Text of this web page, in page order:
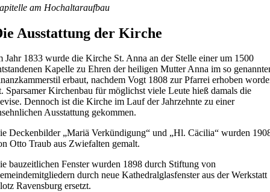
am Hochaltaraufbau
Ausstattung der Kirche
Jahr 1833 wurde die Kirche St. Anna an der Stelle einer um 1500
Kapelle zu Ehren der heiligen Mutter Anna im so
erbaut, nachdem Vogt 1808 zur Pfarrei erhoben
Sparsamer Kirchenbau für möglichst viele Leute hieß damals die
Dennoch ist die Kirche im Lauf der Jahrzehnte zu einer
Ausstattung gekommen.
Deckenbilder „Mariä Verkündigung“ und „Hl. Cäcilia“ wurden
Otto Traub aus Zwiefalten gemalt.
bauzeitlichen Fenster wurden 1898 durch Stiftung von
durch neue Kathedralglasfenster aus der Werkstatt
Ravensburg ersetzt.